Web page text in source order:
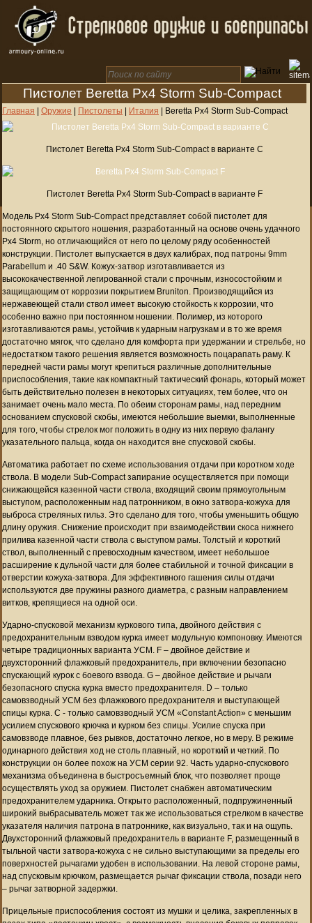
Пистолет Beretta Px4 Storm Sub-Compact
Главная | Оружие | Пистолеты | Италия | Beretta Px4 Storm Sub-Compact
Пистолет Beretta Px4 Storm Sub-Compact в варианте C
Пистолет Beretta Px4 Storm Sub-Compact в варианте F
Модель Px4 Storm Sub-Compact представляет собой пистолет для
постоянного скрытого ношения, разработанный на основе очень удачного
Px4 Storm, но отличающийся от него по целому ряду особенностей
конструкции. Пистолет выпускается в двух калибрах, под патроны 9mm
Parabellum и .40 S&W. Кожух-затвор изготавливается из
высококачественной легированной стали с прочным, износостойким и
защищающим от коррозии покрытием Bruniton. Производящийся из
нержавеющей стали ствол имеет высокую стойкость к коррозии, что
особенно важно при постоянном ношении. Полимер, из которого
изготавливаются рамы, устойчив к ударным нагрузкам и в то же время
достаточно мягок, что сделано для комфорта при удержании и стрельбе, но
недостатком такого решения является возможность поцарапать раму. К
передней части рамы могут крепиться различные дополнительные
приспособления, такие как компактный тактический фонарь, который может
быть действительно полезен в некоторых ситуациях, тем более, что он
занимает очень мало места. По обеим сторонам рамы, над передним
основанием спусковой скобы, имеются небольшие выемки, выполненные
для того, чтобы стрелок мог положить в одну из них первую фалангу
указательного пальца, когда он находится вне спусковой скобы.
Автоматика работает по схеме использования отдачи при коротком ходе
ствола. В модели Sub-Compact запирание осуществляется при помощи
снижающейся казенной части ствола, входящий своим прямоугольным
выступом, расположенным над патронником, в окно затвора-кожуха для
выброса стреляных гильз. Это сделано для того, чтобы уменьшить общую
длину оружия. Снижение происходит при взаимодействии скоса нижнего
прилива казенной части ствола с выступом рамы. Толстый и короткий
ствол, выполненный с превосходным качеством, имеет небольшое
расширение к дульной части для более стабильной и точной фиксации в
отверстии кожуха-затвора. Для эффективного гашения силы отдачи
используются две пружины разного диаметра, с разным направлением
витков, крепящиеся на одной оси.
Ударно-спусковой механизм куркового типа, двойного действия с
предохранительным взводом курка имеет модульную компоновку. Имеются
четыре традиционных варианта УСМ. F – двойное действие и
двухсторонний флажковый предохранитель, при включении безопасно
спускающий курок с боевого взвода. G – двойное действие и рычаги
безопасного спуска курка вместо предохранителя. D – только
самовзводный УСМ без флажкового предохранителя и выступающей
спицы курка. C - только самовзводный УСМ «Constant Action» с меньшим
усилием спускового крючка и курком без спицы. Усилие спуска при
самовзводе плавное, без рывков, достаточно легкое, но в меру. В режиме
одинарного действия ход не столь плавный, но короткий и четкий. По
конструкции он более похож на УСМ серии 92. Часть ударно-спускового
механизма объединена в быстросъемный блок, что позволяет проще
осуществлять уход за оружием. Пистолет снабжен автоматическим
предохранителем ударника. Открыто расположенный, подпружиненный
широкий выбрасыватель может так же использоваться стрелком в качестве
указателя наличия патрона в патроннике, как визуально, так и на ощупь.
Двухсторонний флажковый предохранитель в варианте F, размещенный в
тыльной части затвора-кожуха с не сильно выступающими за пределы его
поверхностей рычагами удобен в использовании. На левой стороне рамы,
над спусковым крючком, размещается рычаг фиксации ствола, позади него
– рычаг затворной задержки.
Прицельные приспособления состоят из мушки и целика, закрепленных в